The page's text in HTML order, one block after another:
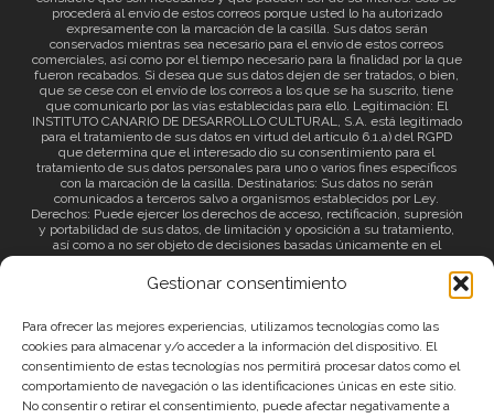
Gestionar consentimiento
Para ofrecer las mejores experiencias, utilizamos tecnologías como las
cookies para almacenar y/o acceder a la información del dispositivo. El
consentimiento de estas tecnologías nos permitirá procesar datos como el
comportamiento de navegación o las identificaciones únicas en este sitio.
No consentir o retirar el consentimiento, puede afectar negativamente a
procederá al envío de estos correos porque usted lo ha autorizado
expresamente con la marcación de la casilla. Sus datos serán
conservados mientras sea necesario para el envío de estos correos
comerciales, así como por el tiempo necesario para la finalidad por la que
fueron recabados. Si desea que sus datos dejen de ser tratados, o bien,
que se cese con el envío de los correos a los que se ha suscrito, tiene
que comunicarlo por las vías establecidas para ello. Legitimación: El
INSTITUTO CANARIO DE DESARROLLO CULTURAL, S.A. está legitimado
para el tratamiento de sus datos en virtud del artículo 6.1.a) del RGPD
que determina que el interesado dio su consentimiento para el
tratamiento de sus datos personales para uno o varios fines específicos
con la marcación de la casilla. Destinatarios: Sus datos no serán
comunicados a terceros salvo a organismos establecidos por Ley.
Derechos: Puede ejercer los derechos de acceso, rectificación, supresión
y portabilidad de sus datos, de limitación y oposición a su tratamiento,
así como a no ser objeto de decisiones basadas únicamente en el
tratamiento automatizado de sus datos y revocar el consentimiento
prestado. Información adicional: Puede consultar la información adicional
a través del siguienteenlace.